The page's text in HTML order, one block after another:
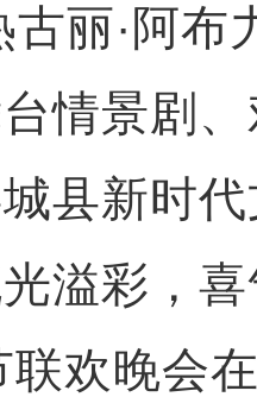
丽·阿布
台情景剧
县新时
溢彩，
联欢晚会